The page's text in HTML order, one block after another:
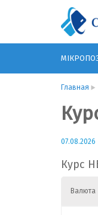
Главная
07.08.2026
Курс
Валюта